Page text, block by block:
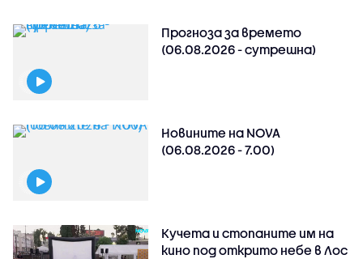
Прогноза за времето
(06.08.2026 - сутрешна)
Новините на NOVA
(06.08.2026 - 7.00)
Кучета и стопаните им на
кино под открито небе в Лос